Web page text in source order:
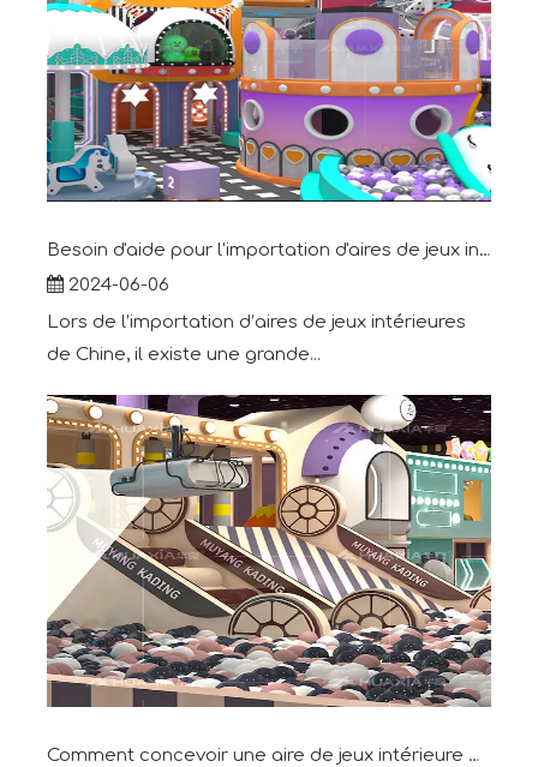
Besoin d'aide pour l'importation d'aires de jeux intérieures en provenance de Chine
2024-06-06
Lors de l’importation d’aires de jeux intérieures
de Chine, il existe une grande...
Comment concevoir une aire de jeux intérieure attrayante